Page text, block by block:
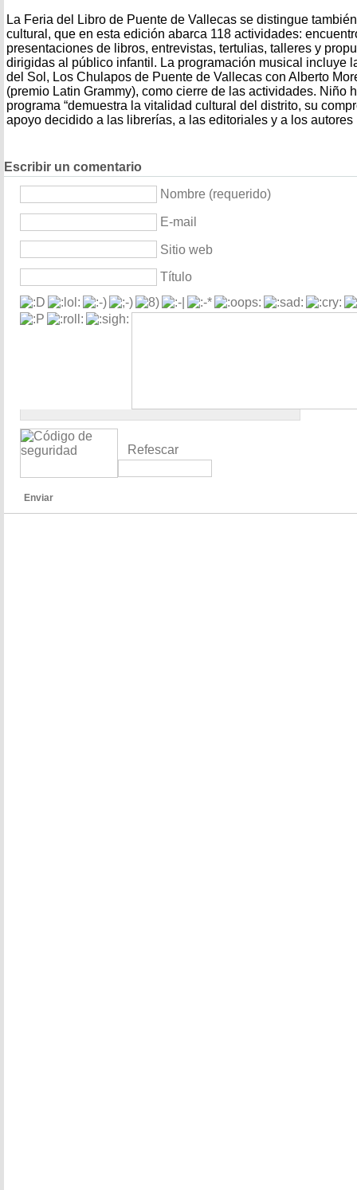
La Feria del Libro de Puente de Vallecas se distingue
cultural, que en esta edición abarca 118 actividades:
presentaciones de libros, entrevistas, tertulias, talleres y
dirigidas al público infantil. La programación musical incluye
del Sol, Los Chulapos de Puente de Vallecas con Alberto
(premio Latin Grammy), como cierre de las actividades. Niño
programa “demuestra la vitalidad cultural del distrito, su
apoyo decidido a las librerías, a las editoriales y a los autores
Escribir un comentario
Nombre (requerido)
E-mail
Sitio web
Título
Refescar
Enviar